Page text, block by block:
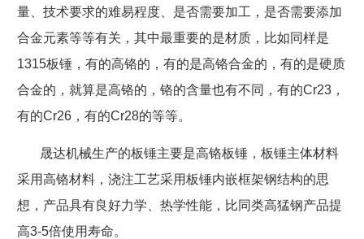
量、技术要求的难易程度、是否需要加工，是否需要添加
合金元素等等有关，其中最重要的是材质，比如同样是
1315板锤，有的高铬的，有的是高铬合金的，有的是硬质
合金的，就算是高铬的，铬的含量也有不同，有的Cr23 ，
有的Cr26 ，有的Cr28的等等。
晟达机械生产的板锤主要是高铬板锤，板锤主体材料
采用高铬材料，浇注工艺采用板锤内嵌框架钢结构的思
想，产品具有良好力学、热学性能，比同类高猛钢产品提
高3-5倍使用寿命。